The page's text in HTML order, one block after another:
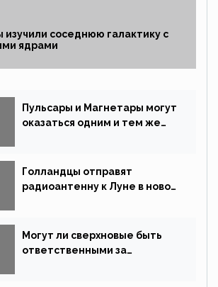
изучили соседнюю галактику с
ядрами
Пульсары и Магнетары могут
оказаться одним и тем же
Голландцы отправят
радиоантенну к Луне в новой
Могут ли сверхновые быть
ответственными за